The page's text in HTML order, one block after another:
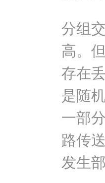
分组
高。
存在
是随
一部
路传
发生